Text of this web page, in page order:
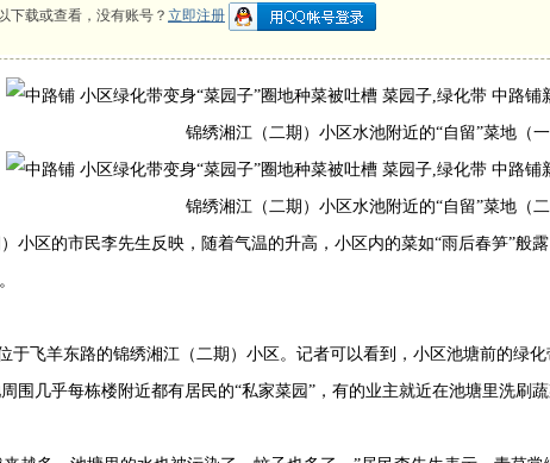
下载或查看，没有账号？ 立即注册
锦绣湘江（二期）小区水池附近的“自留”菜地（
锦绣湘江（二期）小区水池附近的“自留”菜地（
小区的市民李先生反映，随着气温的升高，小区内的菜如“雨后春笋”般
飞羊东路的锦绣湘江（二期）小区。记者可以看到，小区池塘前的绿化
围几乎每栋楼附近都有居民的“私家菜园”，有的业主就近在池塘里洗刷